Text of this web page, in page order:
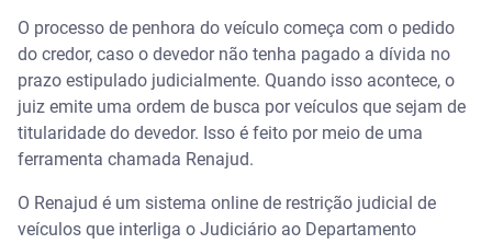
O processo de penhora do veículo começa com o pedido
do credor, caso o devedor não tenha pagado a dívida no
prazo estipulado judicialmente. Quando isso acontece, o
juiz emite uma ordem de busca por veículos que sejam de
titularidade do devedor. Isso é feito por meio de uma
ferramenta chamada Renajud.
O Renajud é um sistema online de restrição judicial de
veículos que interliga o Judiciário ao Departamento